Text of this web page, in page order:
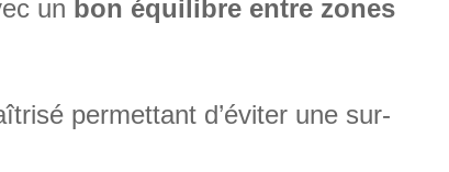
un bon équilibre entre zones
permettant d’éviter une sur-